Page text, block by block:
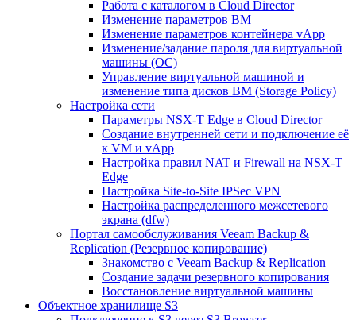
Работа с каталогом в Cloud Director
Изменение параметров ВМ
Изменение параметров контейнера vApp
Изменение/задание пароля для виртуальной
машины (ОС)
Управление виртуальной машиной и
изменение типа дисков ВМ (Storage Policy)
Настройка сети
Параметры NSX-T Edge в Cloud Director
Создание внутренней сети и подключение её
к VM и vApp
Настройка правил NAT и Firewall на NSX-T
Edge
Настройка Site-to-Site IPSec VPN
Настройка распределенного межсетевого
экрана (dfw)
Портал самообслуживания Veeam Backup &
Replication (Резервное копирование)
Знакомство с Veeam Backup & Replication
Создание задачи резервного копирования
Восстановление виртуальной машины
Объектное хранилище S3